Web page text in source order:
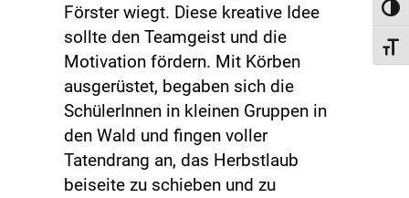
Förster wiegt. Diese kreative Idee
sollte den Teamgeist und die
Motivation fördern. Mit Körben
ausgerüstet, begaben sich die
SchülerInnen in kleinen Gruppen in
den Wald und fingen voller
Tatendrang an, das Herbstlaub
beiseite zu schieben und zu